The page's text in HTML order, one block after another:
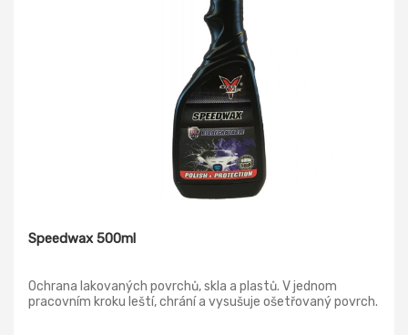
Speedwax 500ml
Ochrana lakovaných povrchů, skla a plastů. V jednom
pracovním kroku leští, chrání a vysušuje ošetřovaný povrch.